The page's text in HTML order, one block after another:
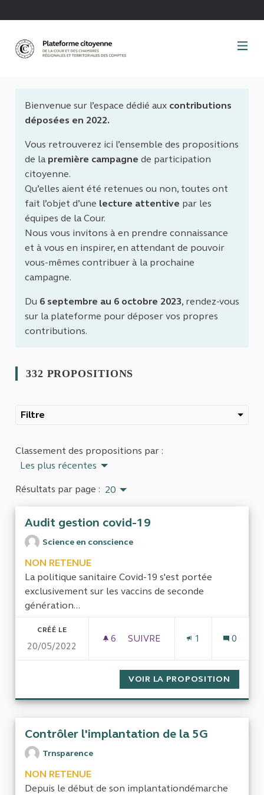
Bienvenue sur l’espace dédié aux contributions
déposées en 2022.
Vous retrouverez ici l’ensemble des propositions
de la première campagne de participation
citoyenne.
Qu’elles aient été retenues ou non, toutes ont
fait l’objet d’une lecture attentive par les
équipes de la Cour.
Nous vous invitons à en prendre connaissance
et à vous en inspirer, en attendant de pouvoir
vous-mêmes contribuer à la prochaine
campagne.
Du 6 septembre au 6 octobre 2023, rendez-vous
sur la plateforme pour déposer vos propres
contributions.
332 PROPOSITIONS
Filtre
Classement des propositions par :
Les plus récentes
Résultats par page : 20
Audit gestion covid-19
Science en conscience
NON RETENUE
La politique sanitaire Covid-19 s'est portée
exclusivement sur les vaccins de seconde
génération...
CRÉÉ LE
20/05/2022
6 6 ABONNÉS
SUIVRE
1 0
VOIR LA PROPOSITION
Contrôler l'implantation de la 5G
Trnsparence
NON RETENUE
Depuis le début de son implantationdémarche